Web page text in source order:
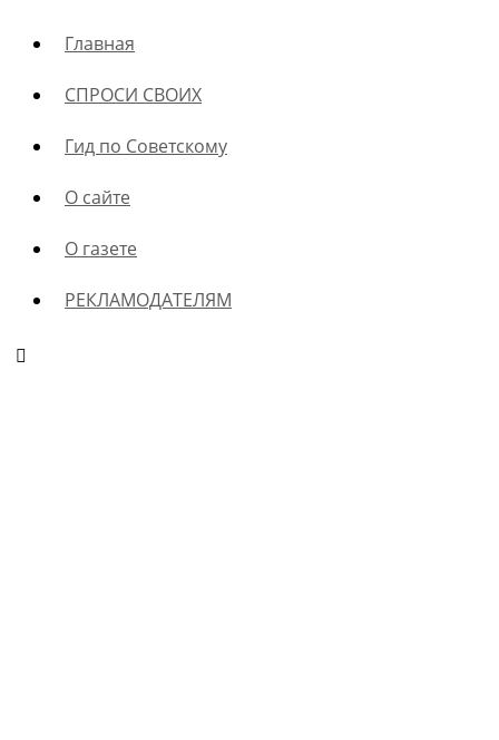
Главная
СПРОСИ СВОИХ
Гид по Советскому
О сайте
О газете
РЕКЛАМОДАТЕЛЯМ